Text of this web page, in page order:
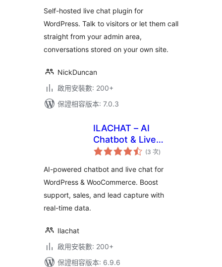
Self-hosted live chat plugin for
WordPress. Talk to visitors or let them call
straight from your admin area,
conversations stored on your own site.
NickDuncan
啟用安裝數: 200+
保證相容版本: 7.0.3
ILACHAT – AI
Chatbot & Live
Chat
(3 次評
分
數
)
AI-powered chatbot and live chat for
WordPress & WooCommerce. Boost
support, sales, and lead capture with
real-time data.
Ilachat
啟用安裝數: 200+
保證相容版本: 6.9.6